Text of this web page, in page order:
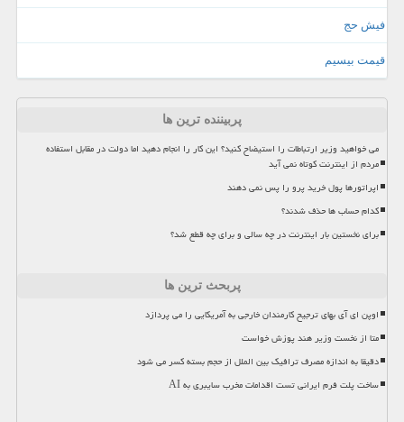
فیش حج
قیمت بیسیم
پربیننده ترین ها
می خواهید وزیر ارتباطات را استیضاح کنید؟ این کار را انجام دهید اما دولت در مقابل استفاده
مردم از اینترنت کوتاه نمی آید
اپراتورها پول خرید پرو را پس نمی دهند
کدام حساب ها حذف شدند؟
برای نخستین بار اینترنت در چه سالی و برای چه قطع شد؟
پربحث ترین ها
اوپن ای آی بهای ترجیح کارمندان خارجی به آمریکایی را می پردازد
متا از نخست وزیر هند پوزش خواست
دقیقا به اندازه مصرف ترافیک بین الملل از حجم بسته کسر می شود
ساخت پلت فرم ایرانی تست اقدامات مخرب سایبری به AI